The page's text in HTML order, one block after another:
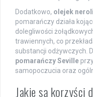
Dodatkowo, olejek neroli
pomarańczy działa
dolegliwości
trawiennych, co
substancji odżywczych.
pomarańczy Seville
samopoczucia oraz
Jakie są korzyści